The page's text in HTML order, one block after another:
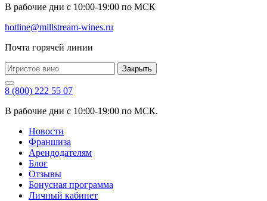
В рабочие дни с 10:00-19:00 по МСК
hotline@millstream-wines.ru
Почта горячей линии
Закрыть
8 (800) 222 55 07
В рабочие дни с 10:00-19:00 по МСК.
Новости
Франшиза
Арендодателям
Блог
Отзывы
Бонусная программа
Личный кабинет